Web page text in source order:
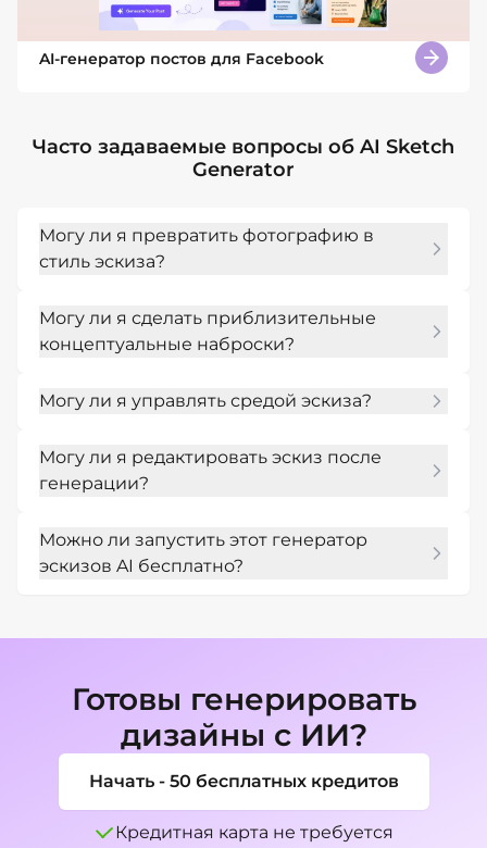
AI-генератор постов для Facebook
Часто задаваемые вопросы об AI Sketch
Generator
Могу ли я превратить фотографию в
стиль эскиза?
обработать ее карандашом, тушью, углем
или штриховой графикой, сохранив при
Могу ли я сделать приблизительные
концептуальные наброски?
исследования продукта, раскадровки или
свободные линии или строительные
отметки.
Могу ли я управлять средой эскиза?
уголь, штриховку, чистый контур или
текстуру бумаги.
Могу ли я редактировать эскиз после
генерации?
линии, добавить штриховку, настроить
пропорции или сделать рисунок чище.
Можно ли запустить этот генератор
эскизов AI бесплатно?
Готовы генерировать
дизайны с ИИ?
Начать - 50 бесплатных кредитов
Кредитная карта не требуется